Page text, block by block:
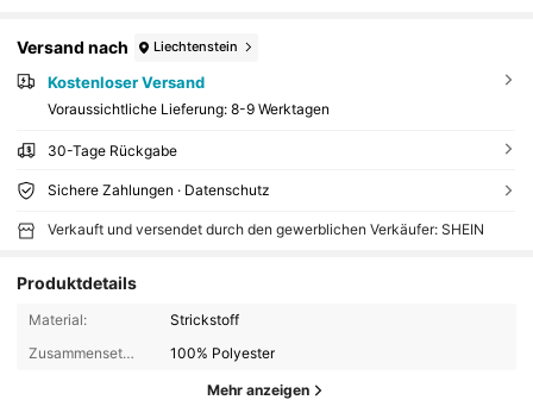
Versand nach Liechtenstein
Kostenloser Versand
Voraussichtliche Lieferung: 8-9 Werktagen
30-Tage Rückgabe
Sichere Zahlungen · Datenschutz
Verkauft und versendet durch den gewerblichen Verkäufer: SHEIN
Produktdetails
Material:
Strickstoff
Zusammensetzung:
100% Polyester
Mehr anzeigen